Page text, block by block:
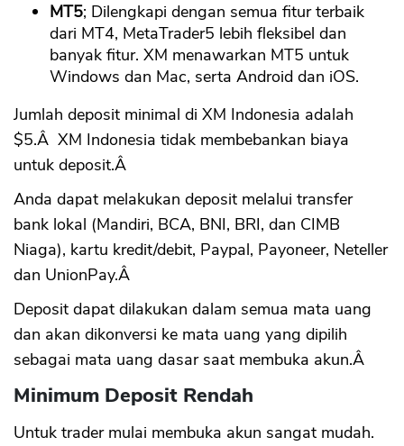
MT5; Dilengkapi dengan semua fitur terbaik
dari MT4, MetaTrader5 lebih fleksibel dan
banyak fitur. XM menawarkan MT5 untuk
Windows dan Mac, serta Android dan iOS.
Jumlah deposit minimal di XM Indonesia adalah
$5.Â XM Indonesia tidak membebankan biaya
untuk deposit.Â
Anda dapat melakukan deposit melalui transfer
bank lokal (Mandiri, BCA, BNI, BRI, dan CIMB
Niaga), kartu kredit/debit, Paypal, Payoneer, Neteller
dan UnionPay.Â
Deposit dapat dilakukan dalam semua mata uang
dan akan dikonversi ke mata uang yang dipilih
sebagai mata uang dasar saat membuka akun.Â
Minimum Deposit Rendah
Untuk trader mulai membuka akun sangat mudah.